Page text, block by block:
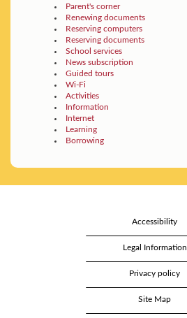
Parent's corner
Renewing documents
Reserving computers
Reserving documents
School services
News subscription
Guided tours
Wi-Fi
Activities
Information
Internet
Learning
Borrowing
Accessibility
Legal Information
Privacy policy
Site Map